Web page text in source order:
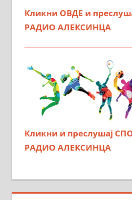
Кликни ОВДЕ и
РАДИО АЛЕКСИНЦА
Кликни и преслушај
РАДИО АЛЕКСИНЦА